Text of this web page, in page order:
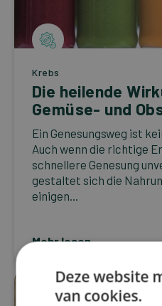
Krebs
Die heilende
Gemüse- und
Ein Genesungsweg ist
Auch wenn die richtige
schnellere Genesung
gestaltet sich die
einigen...
Mehr lesen
Deze website
van cookies.